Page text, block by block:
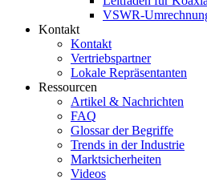
VSWR-
Kontakt
Kontakt
Vertriebspartner
Lokale Repräsentanten
Ressourcen
Artikel & Nachrichten
FAQ
Glossar der Begriffe
Trends in der Industrie
Marktsicherheiten
Videos